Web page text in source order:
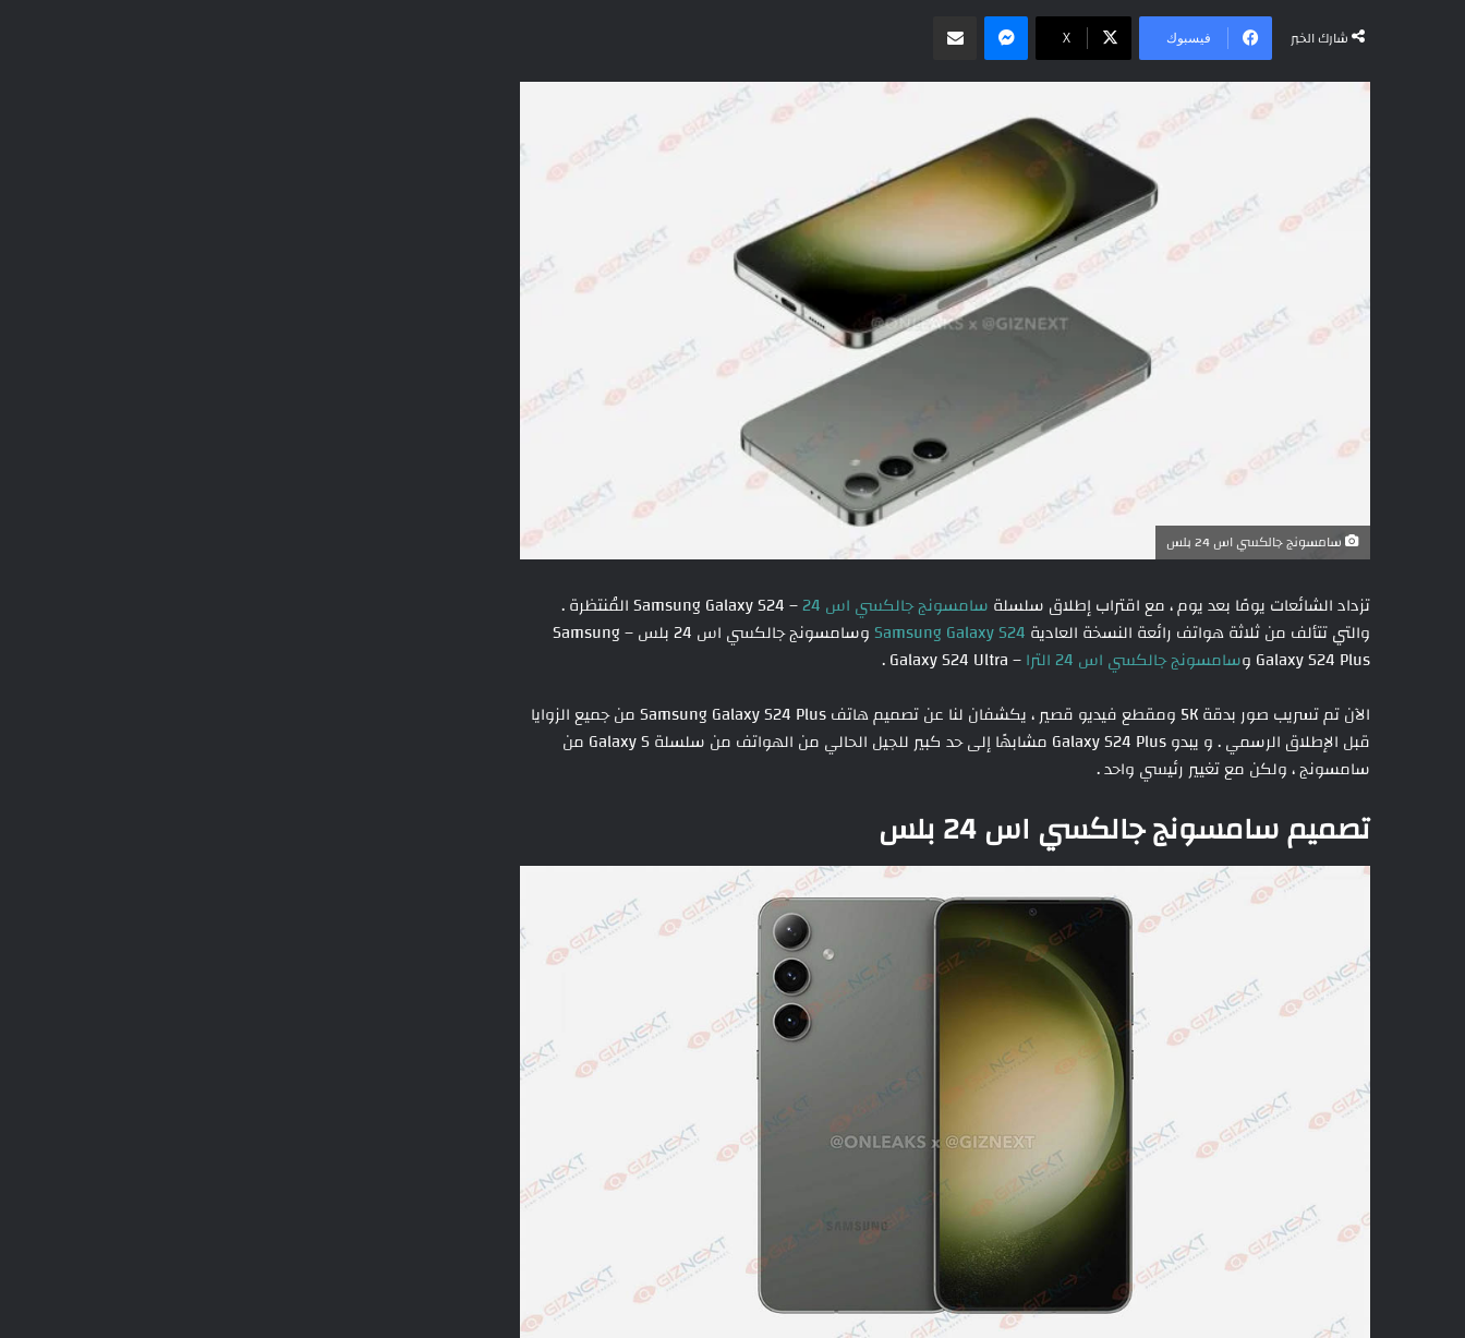
شارك الخبر فيسبوك ‫X
ماسنجر
سامسونج جالكسي اس 24 بلس
تزداد الشائعات يومًا بعد يوم ، مع اقتراب إطلاق سلسلة سامسونج جالكسي اس 24
– Samsung Galaxy S24 المُنتظرة .
والتي تتألف من ثلاثة هواتف رائعة النسخة العادية Samsung Galaxy S24
وسامسونج جالكسي اس 24 بلس – Samsung
Galaxy S24 Plus و سامسونج جالكسي اس 24 الترا
– Galaxy S24 Ultra .
الآن تم تسريب صور بدقة 5K ومقطع فيديو قصير ، يكشفان لنا عن تصميم هاتف Samsung Galaxy S24 Plus من جميع الزوايا
قبل الإطلاق الرسمي . و يبدو Galaxy S24 Plus مشابهًا إلى حد كبير للجيل الحالي من الهواتف من سلسلة Galaxy S من
سامسونج ، ولكن مع تغيير رئيسي واحد .
تصميم سامسونج جالكسي اس 24 بلس